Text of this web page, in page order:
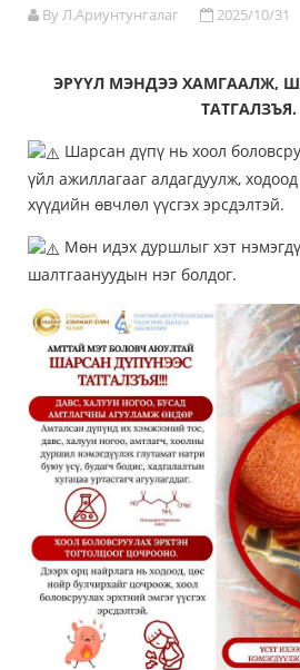
By Л.Ариунтунгалаг 2025/10/31
ЭРҮҮЛ МЭНДЭЭ ХАМГААЛЖ,
ТАТГАЛЗЪЯ.
Шарсан дүпү нь хоол
үйл ажиллагааг алдагдуулж,
хүүдийн өвчлөл үүсгэх эрсдэлтэй.
Мөн идэх дуршлыг хэт
шалтгаануудын нэг болдог.